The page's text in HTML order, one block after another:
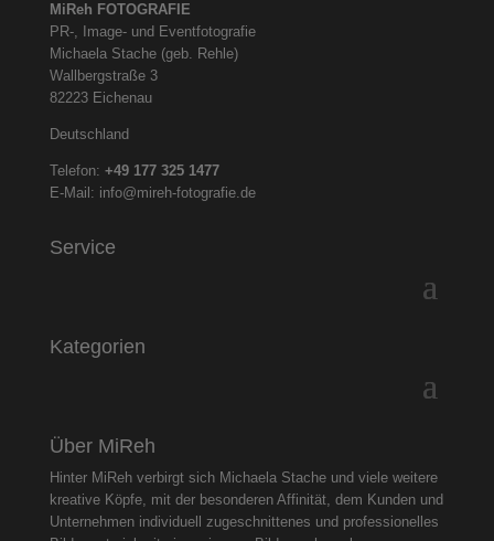
MiReh FOTOGRAFIE
PR-, Image- und Eventfotografie
Michaela Stache (geb. Rehle)
Wallbergstraße 3
82223 Eichenau
Deutschland
Telefon: +49 177 325 1477
E-Mail: info@mireh-fotografie.de
Service
Kategorien
Über MiReh
Hinter MiReh verbirgt sich Michaela Stache und viele weitere
kreative Köpfe, mit der besonderen Affinität, dem Kunden und
Unternehmen individuell zugeschnittenes und professionelles